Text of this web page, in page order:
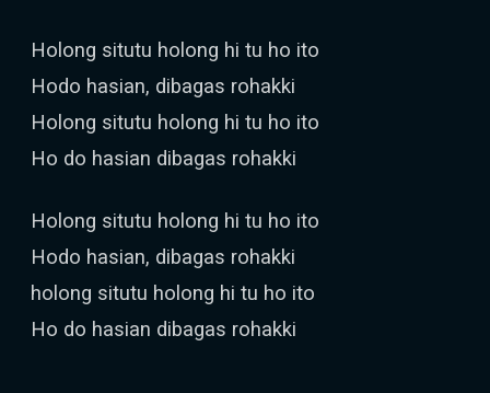
Holong situtu holong hi tu ho ito
Hodo hasian, dibagas rohakki
Holong situtu holong hi tu ho ito
Ho do hasian dibagas rohakki
Holong situtu holong hi tu ho ito
Hodo hasian, dibagas rohakki
holong situtu holong hi tu ho ito
Ho do hasian dibagas rohakki